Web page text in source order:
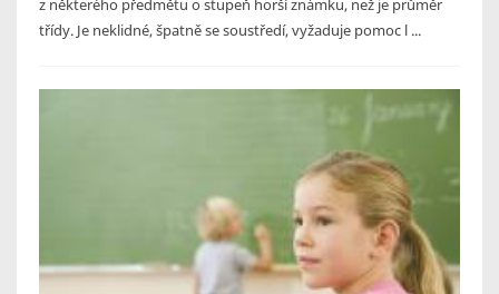
z některého předmětu o stupeň horší známku, než je průměr
třídy. Je neklidné, špatně se soustředí, vyžaduje pomoc l ...